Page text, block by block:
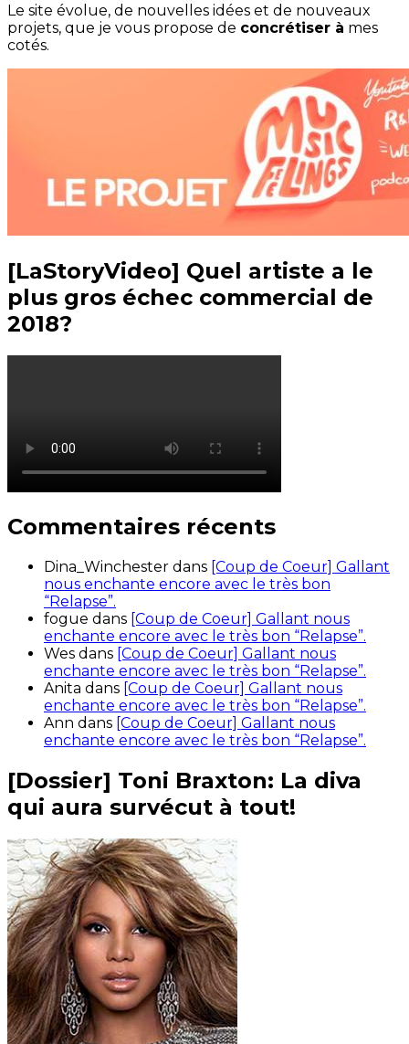
Le site évolue, de nouvelles idées et de nouveaux
projets, que je vous propose de concrétiser à mes
cotés.
[LaStoryVideo] Quel artiste a le
plus gros échec commercial de
2018?
Commentaires récents
Dina_Winchester dans [Coup de Coeur] Gallant
nous enchante encore avec le très bon
“Relapse”.
fogue dans [Coup de Coeur] Gallant nous
enchante encore avec le très bon “Relapse”.
Wes dans [Coup de Coeur] Gallant nous
enchante encore avec le très bon “Relapse”.
Anita dans [Coup de Coeur] Gallant nous
enchante encore avec le très bon “Relapse”.
Ann dans [Coup de Coeur] Gallant nous
enchante encore avec le très bon “Relapse”.
[Dossier] Toni Braxton: La diva
qui aura survécut à tout!